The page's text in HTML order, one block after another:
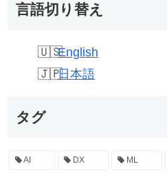
言語切り替え
English
日本語
タグ
AI DX ML